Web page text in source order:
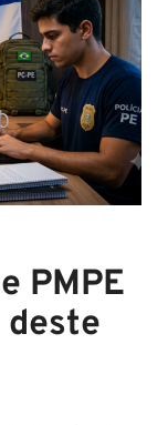
PMPE